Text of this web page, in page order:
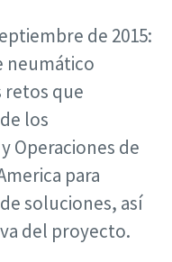
de 2015:
neumático
retos que
los
Operaciones de
para
soluciones, así
del proyecto.